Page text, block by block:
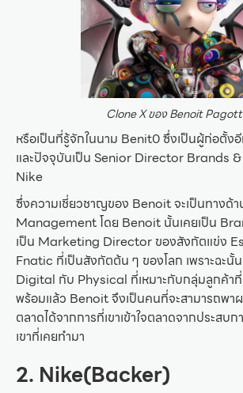
Clone X ของ Benoit
หรือเป็นที่รู้จักในนาม Benit0 ซึ่งเป็นผู้ก่อตั้ง
และปัจจุบันเป็น Senior Director Brands
Nike
ซึ่งความเชี่ยวชาญของ Benoit จะเป็นทางด้
Management โดย Benoit นั้นเคยเป็น
เป็น Marketing Director ของสังกัตแข่ง
Fnatic ที่เป็นสังกัตต้น ๆ ของโลก เพราะฉะนั้
Digital กับ Physical ที่เหมาะกับกลุ่มลูกค้า
พร้อมแล้ว Benoit จึงเป็นคนที่จะสามารถพ
ตลาดได้จากการที่เขาเข้าใจตลาดจากประสบ
เขาที่เคยทำมา
2. Nike(Backer)